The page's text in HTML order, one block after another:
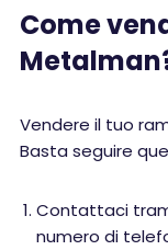
Come
Vendere il tuo
Basta seguire
Contattaci
numero di